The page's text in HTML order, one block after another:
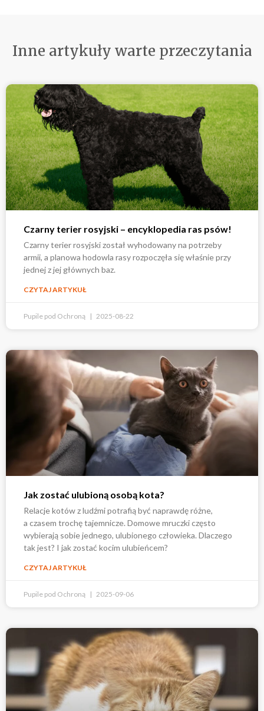
Inne artykuły warte przeczytania
Czarny terier rosyjski – encyklopedia ras psów!
Czarny terier rosyjski został wyhodowany na potrzeby
armii, a planowa hodowla rasy rozpoczęła się właśnie przy
jednej z jej głównych baz.
CZYTAJ ARTYKUŁ
Pupile pod Ochroną 2025-08-22
Jak zostać ulubioną osobą kota?
Relacje kotów z ludźmi potrafią być naprawdę różne,
a czasem trochę tajemnicze. Domowe mruczki często
wybierają sobie jednego, ulubionego człowieka. Dlaczego
tak jest? I jak zostać kocim ulubieńcem?
CZYTAJ ARTYKUŁ
Pupile pod Ochroną 2025-09-06